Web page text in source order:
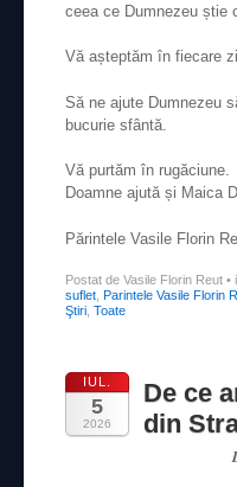
ceea ce Dumnezeu știe
Vă așteptăm în fiecare
Să ne ajute Dumnezeu
bucurie sfântă.
Vă purtăm în rugăciune.
Doamne ajută și Maica
Părintele Vasile Florin
Postat de Vasile Florin Reut •
suflet, Parintele Vasile Florin
Ştiri, Toate
IUL.
5
2026
De ce
din